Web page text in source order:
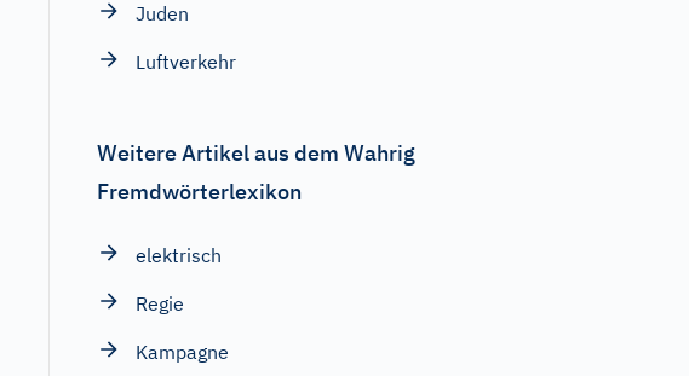
Juden
Luftverkehr
Weitere Artikel aus dem Wahrig
Fremdwörterlexikon
elektrisch
Regie
Kampagne